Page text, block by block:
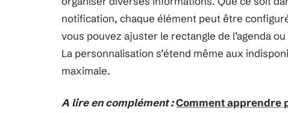
notification, chaque élément peut être
vous pouvez ajuster le rectangle de l’agenda
La personnalisation s’étend même aux
maximale.
A lire en complément :Comment apprendre